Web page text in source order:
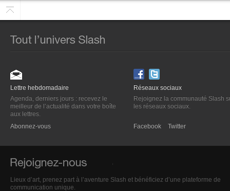
Lettre hebdomadaire
Agenda, derniers jours : recevez le
meilleur de l’actualité dans votre boîte
aux lettres.
Abonnez-vous
Réseaux sociaux
Rejoignez la communauté Slash
les réseaux sociaux.
Facebook Twitter
Lieux d’art, prenez part à l’aventure Slash et bénéficiez d’une plateforme de
communication unique.